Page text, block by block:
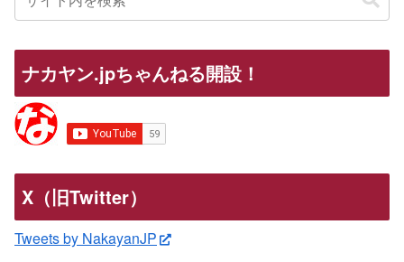
ナカヤン.jpちゃんねる開設！
X（旧Twitter）
Tweets by NakayanJP